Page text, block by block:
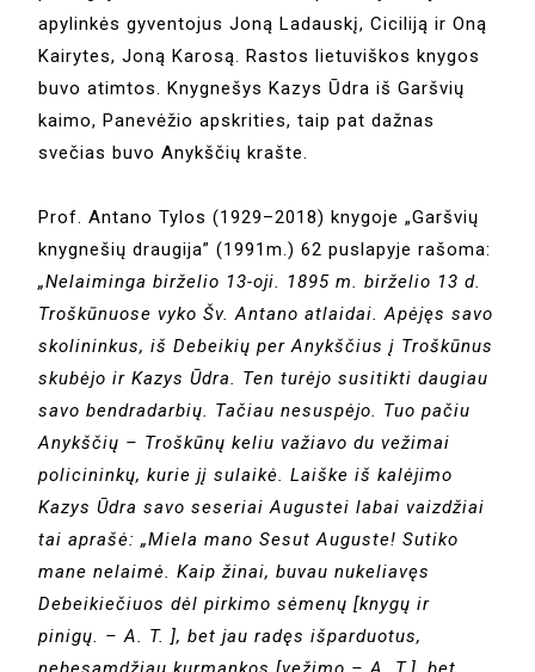
apylinkės gyventojus Joną Ladauskį, Ciciliją ir Oną
Kairytes, Joną Karosą. Rastos lietuviškos knygos
buvo atimtos. Knygnešys Kazys Ūdra iš Garšvių
kaimo, Panevėžio apskrities, taip pat dažnas
svečias buvo Anykščių krašte.
Prof. Antano Tylos (1929–2018) knygoje „Garšvių
knygnešių draugija” (1991m.) 62 puslapyje rašoma:
„Nelaiminga birželio 13-oji. 1895 m. birželio 13 d.
Troškūnuose vyko Šv. Antano atlaidai. Apėjęs savo
skolininkus, iš Debeikių per Anykščius į Troškūnus
skubėjo ir Kazys Ūdra. Ten turėjo susitikti daugiau
savo bendradarbių. Tačiau nesuspėjo. Tuo pačiu
Anykščių – Troškūnų keliu važiavo du vežimai
policininkų, kurie jį sulaikė. Laiške iš kalėjimo
Kazys Ūdra savo seseriai Augustei labai vaizdžiai
tai aprašė: „Miela mano Sesut Auguste! Sutiko
mane nelaimė. Kaip žinai, buvau nukeliavęs
Debeikiečiuos dėl pirkimo sėmenų [knygų ir
pinigų. – A. T. ], bet jau radęs išparduotus,